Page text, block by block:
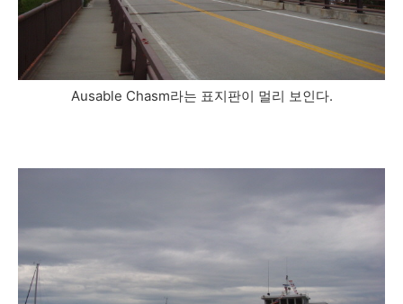
Ausable Chasm라는 표지판이 멀리 보인다.